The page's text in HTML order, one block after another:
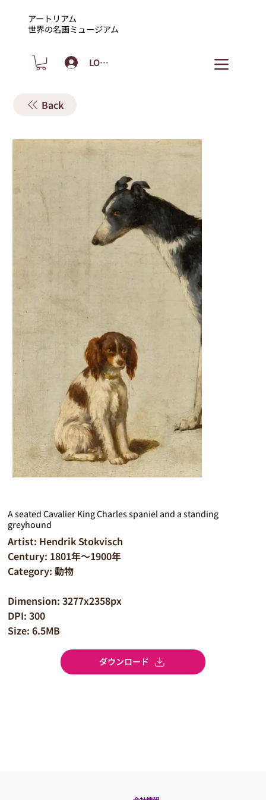
アートリアム
​世界の名画ミュージアム
LOGIN
Back
A seated Cavalier King Charles spaniel and a standing
greyhound
Artist: Hendrik Stokvisch
Century: 1801年～1900年
Category: 動物
Dimension: 3277x2358px
DPI: 300
Size: 6.5MB
ダウンロード